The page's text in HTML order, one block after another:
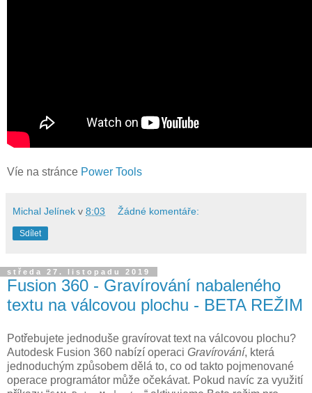
Víe na stránce Power Tools
Michal Jelínek v 8:03 Žádné komentáře:
Sdílet
středa 27. listopadu 2019
Fusion 360 - Gravírování nabaleného
textu na válcovou plochu - BETA REŽIM
Potřebujete jednoduše gravírovat text na válcovou plochu?
Autodesk Fusion 360 nabízí operaci Gravírování, která
jednoduchým způsobem dělá to, co od takto pojmenované
operace programátor může očekávat. Pokud navíc za využití